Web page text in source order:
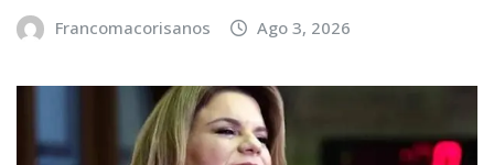
Francomacorisanos Ago 3, 2026